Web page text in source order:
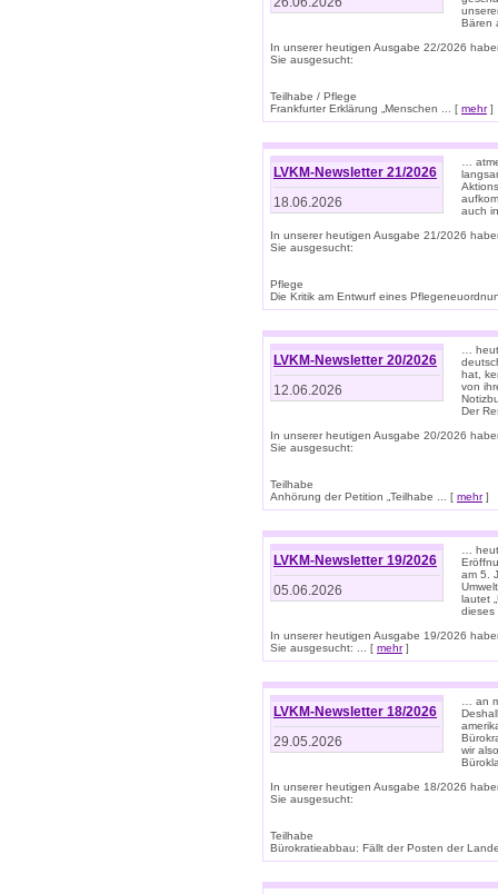
Bären
In unserer heutigen Ausgabe 22/2026
Sie ausgesucht:
Teilhabe / Pflege
Frankfurter Erklärung „Menschen ... [ mehr]
LVKM-Newsletter 21/2026
18.06.2026
…
auch
In unserer heutigen Ausgabe 21/2026
Sie ausgesucht:
Pflege
Die Kritik am Entwurf eines
LVKM-Newsletter 20/2026
12.06.2026
…
hat,
von
Der
In unserer heutigen Ausgabe 20/2026
Sie ausgesucht:
Teilhabe
Anhörung der Petition „Teilhabe ... [ mehr]
LVKM-Newsletter 19/2026
05.06.2026
…
am 5.
lautet
dieses
In unserer heutigen Ausgabe 19/2026
Sie ausgesucht: ... [ mehr]
LVKM-Newsletter 18/2026
29.05.2026
… an
wir
In unserer heutigen Ausgabe 18/2026
Sie ausgesucht:
Teilhabe
Bürokratieabbau: Fällt der Posten der